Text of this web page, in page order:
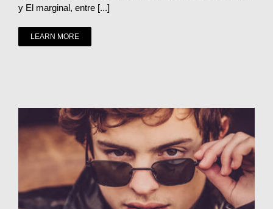
y El marginal, entre [...]
LEARN MORE